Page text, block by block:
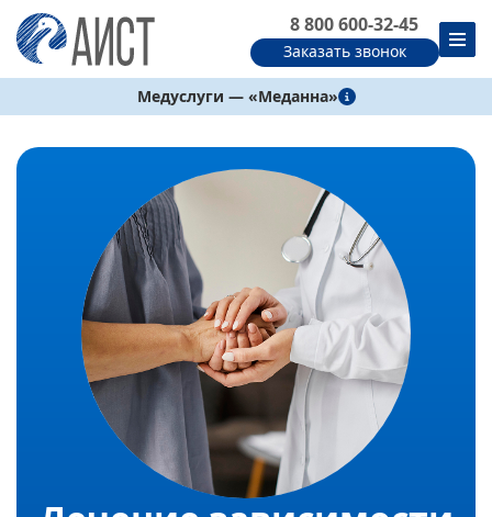
8 800 600-32-45
Заказать звонок
Медуслуги — «Меданна»